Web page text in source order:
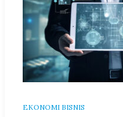
EKONOMI BISNIS